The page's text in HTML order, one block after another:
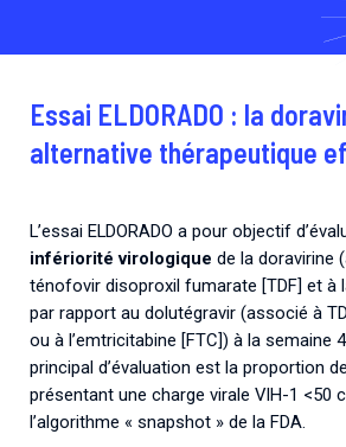
Essai ELDORADO : la
alternative thérapeutique
L’essai ELDORADO a pour objectif
infériorité virologique de la doravirine
ténofovir disoproxil fumarate [TDF] et à
par rapport au dolutégravir (associé à
ou à l’emtricitabine [FTC]) à la semaine
principal d’évaluation est la proportion
présentant une charge virale VIH-1 <50
l’algorithme « snapshot » de la FDA.